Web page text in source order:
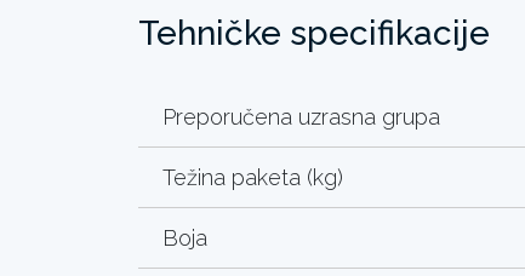
Tehničke specifikacije
Preporučena uzrasna grupa
Težina paketa (kg)
Boja